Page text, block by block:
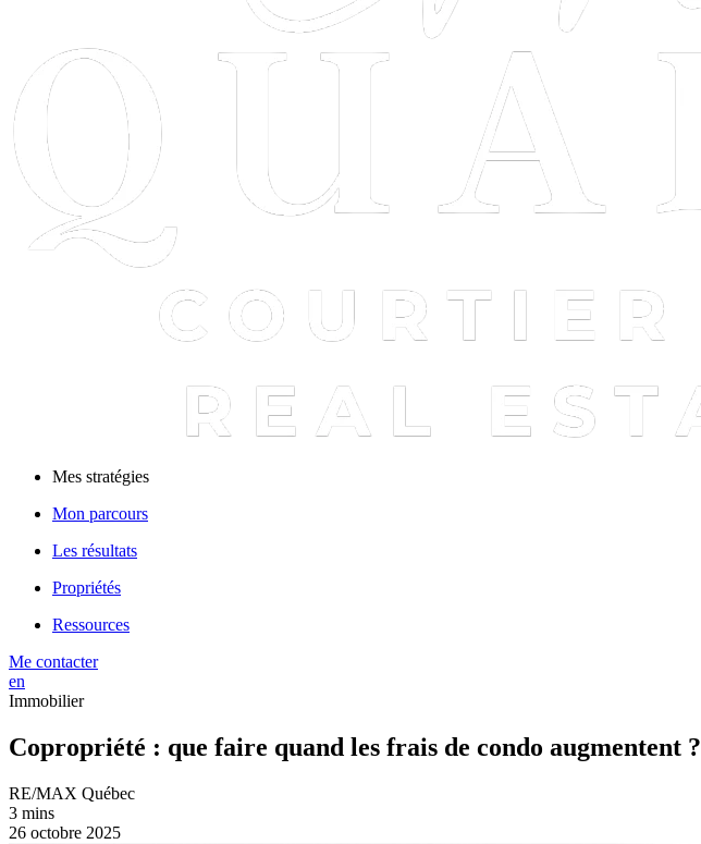
Mes stratégies
Mon parcours
Les résultats
Propriétés
Ressources
Me contacter
en
Immobilier
Copropriété : que faire quand les frais de condo augmentent ?
RE/MAX Québec
3 mins
26 octobre 2025